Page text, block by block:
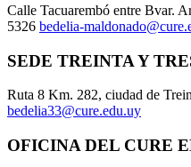
Calle Tacuarembó entre Bvar.
5326 bedelia-
SEDE TREINTA Y
Ruta 8 Km. 282, ciudad de
bedelia33@cure.edu.uy
OFICINA DEL CURE